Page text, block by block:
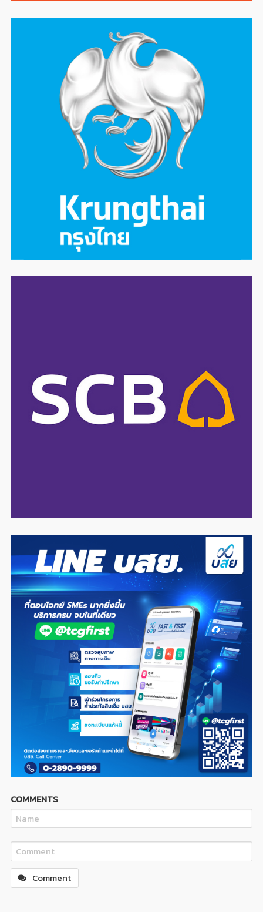
COMMENTS
Comment